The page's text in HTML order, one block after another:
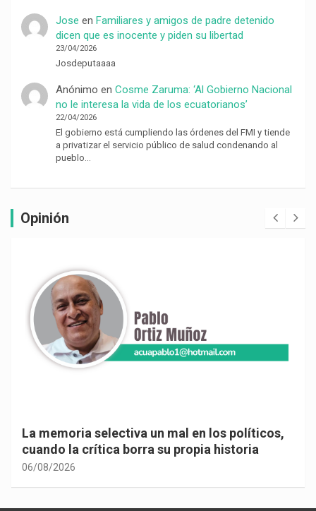
Jose en Familiares y amigos de padre detenido
dicen que es inocente y piden su libertad
23/04/2026
Josdeputaaaa
Anónimo en Cosme Zaruma: ‘Al Gobierno Nacional
no le interesa la vida de los ecuatorianos’
22/04/2026
El gobierno está cumpliendo las órdenes del FMI y tiende
a privatizar el servicio público de salud condenando al
pueblo…
Opinión
La memoria selectiva un mal en los políticos,
cuando la crítica borra su propia historia
06/08/2026